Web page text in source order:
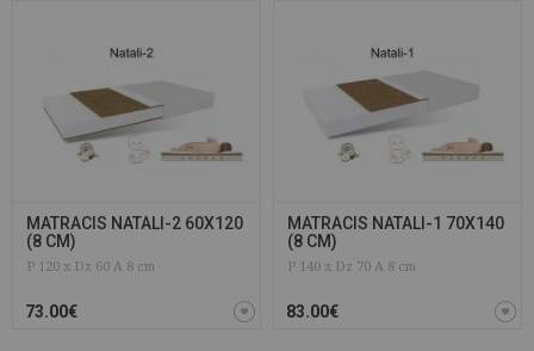
MATRACIS NATALI-2 60X120
(8 CM)
P 120 x Dz 60 A 8 cm
73.00€
MATRACIS NATALI-1 70X140
(8 CM)
P 140 x Dz 70 A 8 cm
83.00€